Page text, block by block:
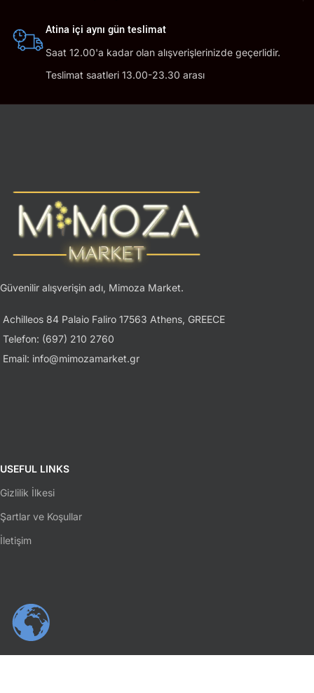
Atina içi aynı gün teslimat
Saat 12.00'a kadar olan alışverişlerinizde geçerlidir.
Teslimat saatleri 13.00-23.30 arası
Güvenilir alışverişin adı, Mimoza Market.
Achilleos 84 Palaio Faliro 17563 Athens, GREECE
Telefon: (697) 210 2760
Email: info@mimozamarket.gr
USEFUL LINKS
Gizlilik İlkesi
Şartlar ve Koşullar
İletişim
SOSYAL MEDYA